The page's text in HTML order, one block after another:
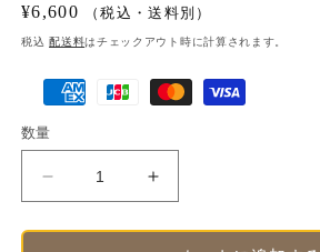
(1)
を
通
常
¥6,600 （税込・送料別）
税込配送料はチェックアウト時に計算されます。
方
数量
骨